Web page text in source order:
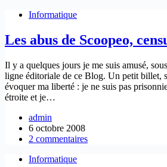
Informatique
Les abus de Scoopeo,
Il y a quelques jours je me suis amusé,
ligne éditoriale de ce Blog. Un petit billet,
évoquer ma liberté : je ne suis pas
étroite et je…
admin
6 octobre 2008
2 commentaires
Informatique